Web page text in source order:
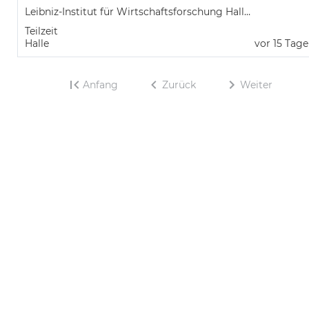
Leibniz-Institut für Wirtschaftsforschung Halle (IWH)
Teilzeit
Halle
vor 15
Anfang Zurück Weiter